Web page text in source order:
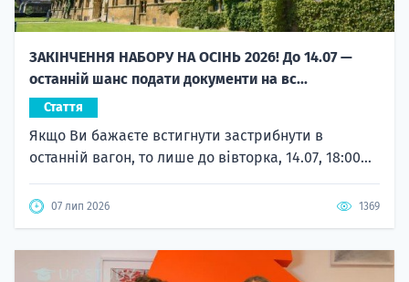
ЗАКІНЧЕННЯ НАБОРУ НА ОСІНЬ 2026! До 14.07 —
останній шанс подати документи на вс...
Стаття
Якщо Ви бажаєте встигнути застрибнути в
останній вагон, то лише до вівторка, 14.07, 18:00...
07 лип 2026 1369